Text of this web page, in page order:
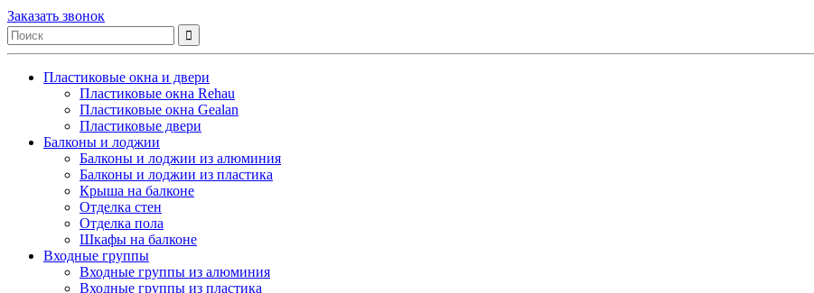
Заказать звонок
Пластиковые окна и двери
Пластиковые окна Rehau
Пластиковые окна Gealan
Пластиковые двери
Балконы и лоджии
Балконы и лоджии из алюминия
Балконы и лоджии из пластика
Крыша на балконе
Отделка стен
Отделка пола
Шкафы на балконе
Входные группы
Входные группы из алюминия
Входные группы из пластика